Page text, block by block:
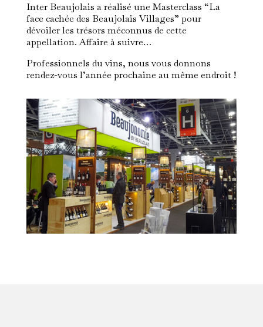
Inter Beaujolais a réalisé une Masterclass “La
face cachée des Beaujolais Villages” pour
dévoiler les trésors méconnus de cette
appellation. Affaire à suivre…
Professionnels du vins, nous vous donnons
rendez-vous l’année prochaine au même endroit !